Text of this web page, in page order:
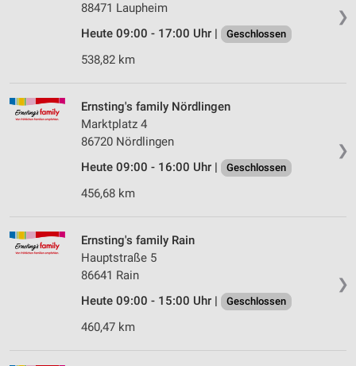
❯
88471 Laupheim
Heute 09:00 - 17:00 Uhr |
Geschlossen
538,82 km
❯
Ernsting's family Nördlingen
Marktplatz 4
86720 Nördlingen
Heute 09:00 - 16:00 Uhr |
Geschlossen
456,68 km
❯
Ernsting's family Rain
Hauptstraße 5
86641 Rain
Heute 09:00 - 15:00 Uhr |
Geschlossen
460,47 km